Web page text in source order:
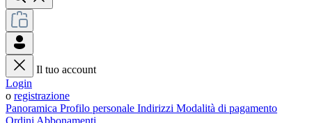
Il tuo account
Login
o registrazione
Panoramica Profilo personale Indirizzi Modalità di pagamento
Ordini Abbonamenti